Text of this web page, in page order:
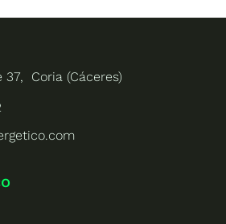
37, Coria (Cáceres)